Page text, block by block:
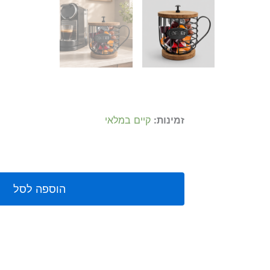
זמינות: קיים במלאי
הוספה לסל